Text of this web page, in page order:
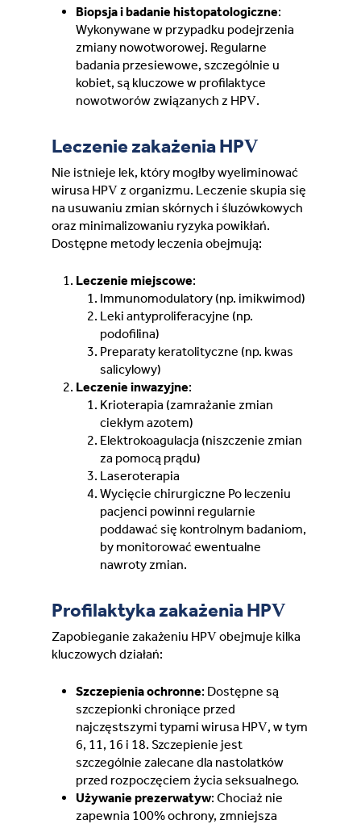
Biopsja i badanie histopatologiczne:
Wykonywane w przypadku podejrzenia
zmiany nowotworowej. Regularne
badania przesiewowe, szczególnie u
kobiet, są kluczowe w profilaktyce
nowotworów związanych z HPV.
Leczenie zakażenia HPV
Nie istnieje lek, który mogłby wyeliminować
wirusa HPV z organizmu. Leczenie skupia się
na usuwaniu zmian skórnych i śluzówkowych
oraz minimalizowaniu ryzyka powikłań.
Dostępne metody leczenia obejmują:
Leczenie miejscowe:
Immunomodulatory (np. imikwimod)
Leki antyproliferacyjne (np.
podofilina)
Preparaty keratolityczne (np. kwas
salicylowy)
Leczenie inwazyjne:
Krioterapia (zamrażanie zmian
ciekłym azotem)
Elektrokoagulacja (niszczenie zmian
za pomocą prądu)
Laseroterapia
Wycięcie chirurgiczne Po leczeniu
pacjenci powinni regularnie
poddawać się kontrolnym badaniom,
by monitorować ewentualne
nawroty zmian.
Profilaktyka zakażenia HPV
Zapobieganie zakażeniu HPV obejmuje kilka
kluczowych działań:
Szczepienia ochronne: Dostępne są
szczepionki chroniące przed
najczęstszymi typami wirusa HPV, w tym
6, 11, 16 i 18. Szczepienie jest
szczególnie zalecane dla nastolatków
przed rozpoczęciem życia seksualnego.
Używanie prezerwatyw: Chociaż nie
zapewnia 100% ochrony, zmniejsza